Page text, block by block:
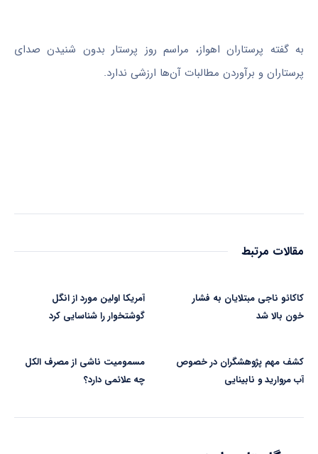
به گفته پرستاران اهواز، مراسم روز پرستار بدون شنیدن صدای
پرستاران و برآوردن مطالبات آن‌ها ارزشی ندارد.
مقالات مرتبط
کاکائو ناجی مبتلایان به فشار
خون بالا شد
آمریکا اولین مورد از انگل
گوشتخوار را شناسایی کرد
کشف مهم پژوهشگران در خصوص
آب مروارید و نابینایی
مسمومیت ناشی از مصرف الکل
چه علائمی دارد؟